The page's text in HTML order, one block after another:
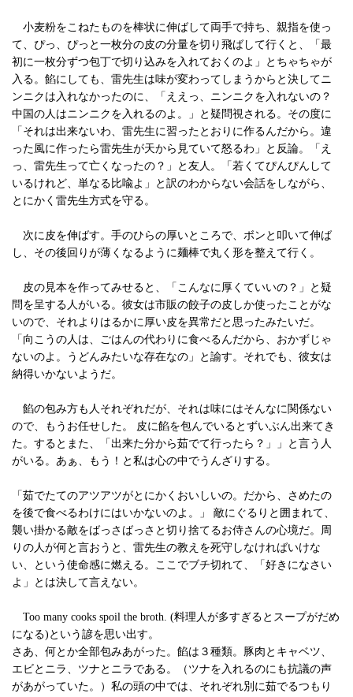
小麦粉をこねたものを棒状に伸ばして両手で持ち、親指を使っ
て、ぴっ、ぴっと一枚分の皮の分量を切り飛ばして行くと、「最
初に一枚分ずつ包丁で切り込みを入れておくのよ」とちゃちゃが
入る。餡にしても、雷先生は味が変わってしまうからと決してニ
ンニクは入れなかったのに、「ええっ、ニンニクを入れないの？
中国の人はニンニクを入れるのよ。」と疑問視される。その度に
「それは出来ないわ、雷先生に習ったとおりに作るんだから。違
った風に作ったら雷先生が天から見ていて怒るわ」と反論。「え
っ、雷先生って亡くなったの？」と友人。「若くてぴんぴんして
いるけれど、単なる比喩よ」と訳のわからない会話をしながら、
とにかく雷先生方式を守る。
次に皮を伸ばす。手のひらの厚いところで、ボンと叩いて伸ば
し、その後回りが薄くなるように麺棒で丸く形を整えて行く。
皮の見本を作ってみせると、「こんなに厚くていいの？」と疑
問を呈する人がいる。彼女は市販の餃子の皮しか使ったことがな
いので、それよりはるかに厚い皮を異常だと思ったみたいだ。
「向こうの人は、ごはんの代わりに食べるんだから、おかずじゃ
ないのよ。うどんみたいな存在なの」と諭す。それでも、彼女は
納得いかないようだ。
餡の包み方も人それぞれだが、それは味にはそんなに関係ない
ので、もうお任せした。 皮に餡を包んでいるとずいぶん出来てき
た。するとまた、「出来た分から茹でて行ったら？」」と言う人
がいる。あぁ、もう！と私は心の中でうんざりする。
「茹でたてのアツアツがとにかくおいしいの。だから、さめたの
を後で食べるわけにはいかないのよ。」 敵にぐるりと囲まれて、
襲い掛かる敵をばっさばっさと切り捨てるお侍さんの心境だ。周
りの人が何と言おうと、雷先生の教えを死守しなければいけな
い、という使命感に燃える。ここでブチ切れて、「好きになさい
よ」とは決して言えない。
Too many cooks spoil the broth. (料理人が多すぎるとスープがだめ
になる)という諺を思い出す。
さあ、何とか全部包みあがった。餡は３種類。豚肉とキャベツ、
エビとニラ、ツナとニラである。（ツナを入れるのにも抗議の声
があがっていた。）私の頭の中では、それぞれ別に茹でるつもり